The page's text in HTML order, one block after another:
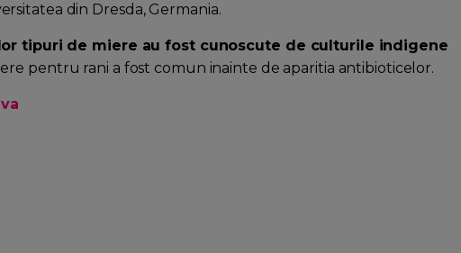
din Dresda, Germania.
tipuri de miere au fost cunoscute de culturile indigene
pentru rani a fost comun inainte de aparitia antibioticelor.